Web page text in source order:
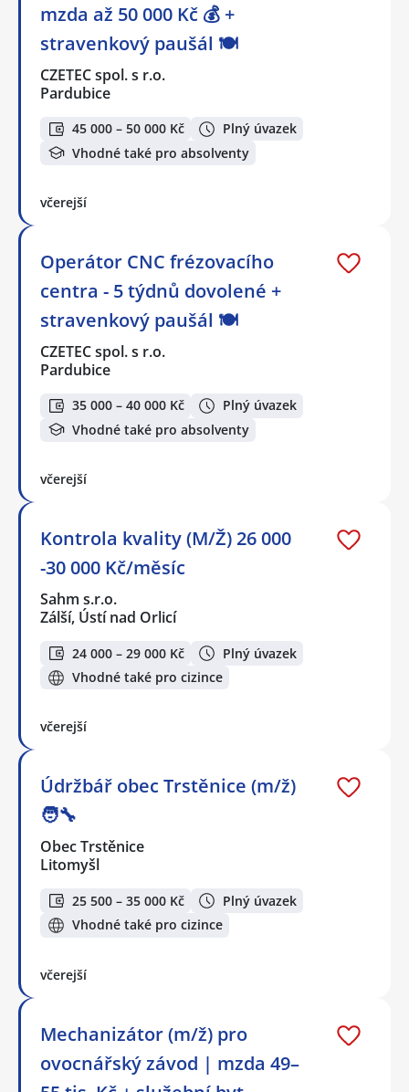
mzda až 50 000 Kč 💰 +
stravenkový paušál 🍽️
CZETEC spol. s r.o.
Pardubice
45 000 – 50 000 Kč
Plný úvazek
Vhodné také pro absolventy
včerejší
Operátor CNC frézovacího
centra - 5 týdnů dovolené +
stravenkový paušál 🍽️
CZETEC spol. s r.o.
Pardubice
35 000 – 40 000 Kč
Plný úvazek
Vhodné také pro absolventy
včerejší
Kontrola kvality (M/Ž) 26 000
-30 000 Kč/měsíc
Sahm s.r.o.
Zálší, Ústí nad Orlicí
24 000 – 29 000 Kč
Plný úvazek
Vhodné také pro cizince
včerejší
Údržbář obec Trstěnice (m/ž)
🧑‍🔧
Obec Trstěnice
Litomyšl
25 500 – 35 000 Kč
Plný úvazek
Vhodné také pro cizince
včerejší
Mechanizátor (m/ž) pro
ovocnářský závod | mzda 49–